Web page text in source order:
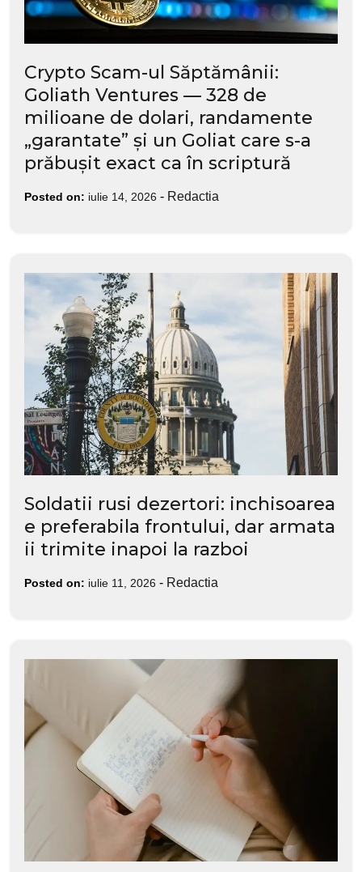
Crypto Scam-ul Săptămânii:
Goliath Ventures — 328 de
milioane de dolari, randamente
„garantate” și un Goliat care s-a
prăbușit exact ca în scriptură
Posted on: iulie 14, 2026 - Redactia
Soldatii rusi dezertori: inchisoarea
e preferabila frontului, dar armata
ii trimite inapoi la razboi
Posted on: iulie 11, 2026 - Redactia